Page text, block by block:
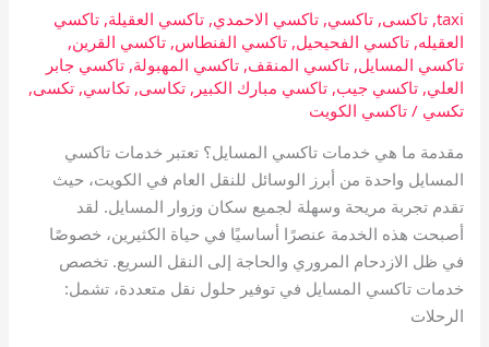
taxi
,تاكسى,تاكسي,تاكسي الاحمدي,تاكسي العقيلة,تاكسي
العقيله,تاكسي الفحيحيل,تاكسي الفنطاس,تاكسي القرين,
تاكسي المسايل,تاكسي المنقف,تاكسي المهبولة,تاكسي جابر
العلي,تاكسي جيب,تاكسي مبارك الكبير ,تكاسى,تكاسي,تكسى,
تكسي /تاكسي الكويت
مقدمة ما هي خدمات تاكسي المسايل؟ تعتبر خدمات تاكسي
المسايل واحدة من أبرز الوسائل للنقل العام في الكويت، حيث
تقدم تجربة مريحة وسهلة لجميع سكان وزوار المسايل. لقد
أصبحت هذه الخدمة عنصرًا أساسيًا في حياة الكثيرين، خصوصًا
في ظل الازدحام المروري والحاجة إلى النقل السريع. تخصص
خدمات تاكسي المسايل في توفير حلول نقل متعددة، تشمل:
الرحلات